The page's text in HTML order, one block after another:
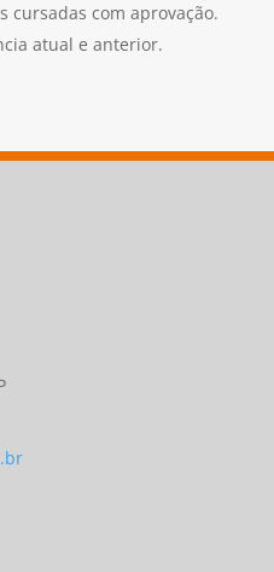
cursadas com aprovação.
atual e anterior.